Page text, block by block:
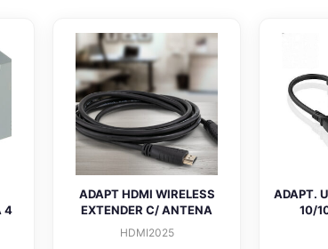
4
ADAPT HDMI WIRELESS
EXTENDER C/ ANTENA
HDMI2025
ADAPT.
10/